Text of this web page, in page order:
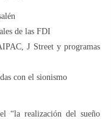
de las FDI
J Street y programas
con el sionismo
“la realización del sueño